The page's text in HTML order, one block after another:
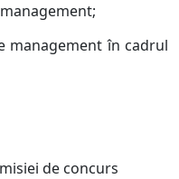
management în cadrul
de concurs